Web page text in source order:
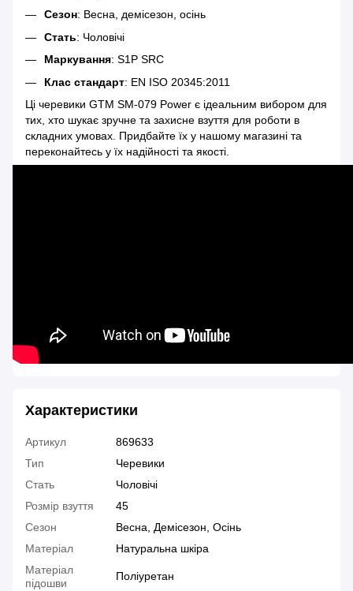
Сезон: Весна, демісезон, осінь
Стать: Чоловічі
Маркування: S1P SRC
Клас стандарт: EN ISO 20345:2011
Ці черевики GTM SM-079 Power є ідеальним вибором для
тих, хто шукає зручне та захисне взуття для роботи в
складних умовах. Придбайте їх у нашому магазині та
переконайтесь у їх надійності та якості.
Характеристики
Артикул
869633
Тип
Черевики
Стать
Чоловічі
Розмір взуття
45
Сезон
Весна, Демісезон, Осінь
Матеріал
Натуральна шкіра
Матеріал
підошви
Поліуретан